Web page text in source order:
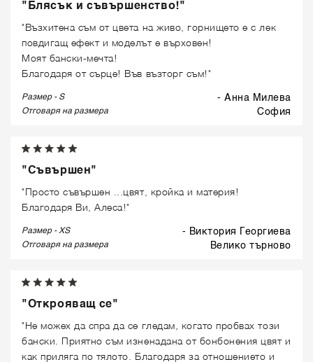
"Блясък и съвършенство!"
"Възхитена съм от цвета на живо, горнището е с лек
повдигащ ефект и моделът е върховен!
Моят бански-мечта!
Благодаря от сърце! Във възторг съм!"
Размер - S - Анна Милева
Отговаря на размера софия
"Съвършен"
"Просто съвършен ...цвят, кройка и материя!
Благодаря Ви, Алеса!"
Размер - XS - Виктория Георгиева
Отговаря на размера велико търново
"Открояващ се"
"Не можех да спра да се гледам, когато пробвах този
бански. Приятно съм изненадана от бонбонения цвят и
как приляга по тялото. Благодаря за отношението и